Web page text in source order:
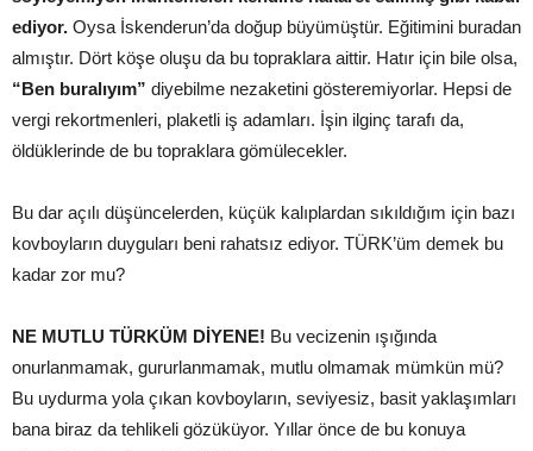
ediyor. Oysa İskenderun’da doğup büyümüştür. Eğitimini buradan
almıştır. Dört köşe oluşu da bu topraklara aittir. Hatır için bile olsa,
“Ben buralıyım” diyebilme nezaketini gösteremiyorlar. Hepsi de
vergi rekortmenleri, plaketli iş adamları. İşin ilginç tarafı da,
öldüklerinde de bu topraklara gömülecekler.
Bu dar açılı düşüncelerden, küçük kalıplardan sıkıldığım için bazı
kovboyların duyguları beni rahatsız ediyor. TÜRK’üm demek bu
kadar zor mu?
NE MUTLU TÜRKÜM DİYENE! Bu vecizenin ışığında
onurlanmamak, gururlanmamak, mutlu olmamak mümkün mü?
Bu uydurma yola çıkan kovboyların, seviyesiz, basit yaklaşımları
bana biraz da tehlikeli gözüküyor. Yıllar önce de bu konuya